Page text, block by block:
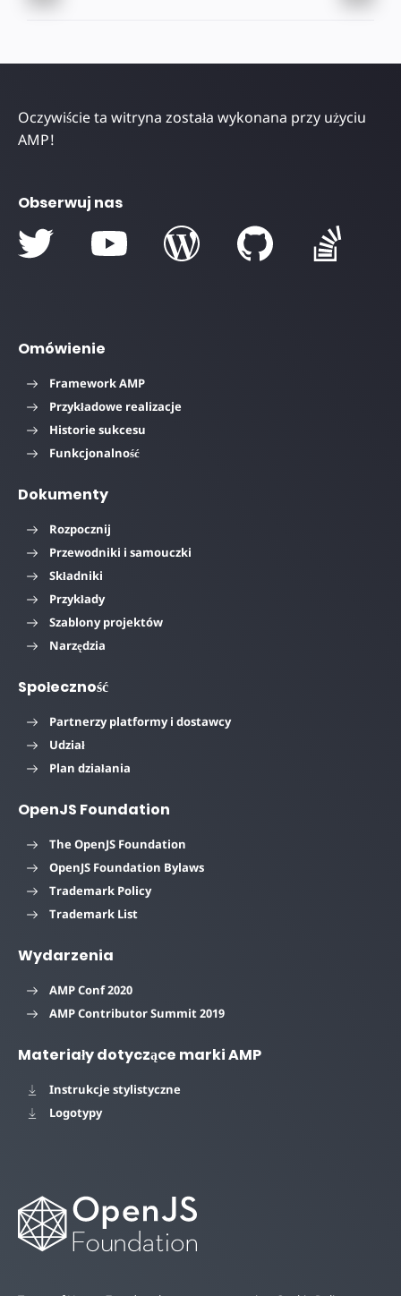
Oczywiście ta witryna została wykonana przy użyciu
AMP!
Obserwuj nas
Omówienie
Framework AMP
Przykładowe realizacje
Historie sukcesu
Funkcjonalność
Dokumenty
Rozpocznij
Przewodniki i samouczki
Składniki
Przykłady
Szablony projektów
Narzędzia
Społeczność
Partnerzy platformy i dostawcy
Udział
Plan działania
OpenJS Foundation
The OpenJS Foundation
OpenJS Foundation Bylaws
Trademark Policy
Trademark List
Wydarzenia
AMP Conf 2020
AMP Contributor Summit 2019
Materiały dotyczące marki AMP
Instrukcje stylistyczne
Logotypy